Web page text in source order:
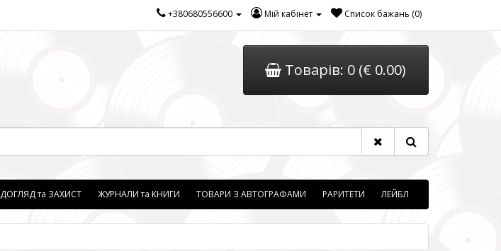
+380680556600 Мій кабінет Список бажань (0)
Товарів: 0 (€ 0.00)
ДОГЛЯД та ЗАХИСТ ЖУРНАЛИ та КНИГИ ТОВАРИ З АВТОГРАФАМИ РАРИТЕТИ ЛЕЙБЛ